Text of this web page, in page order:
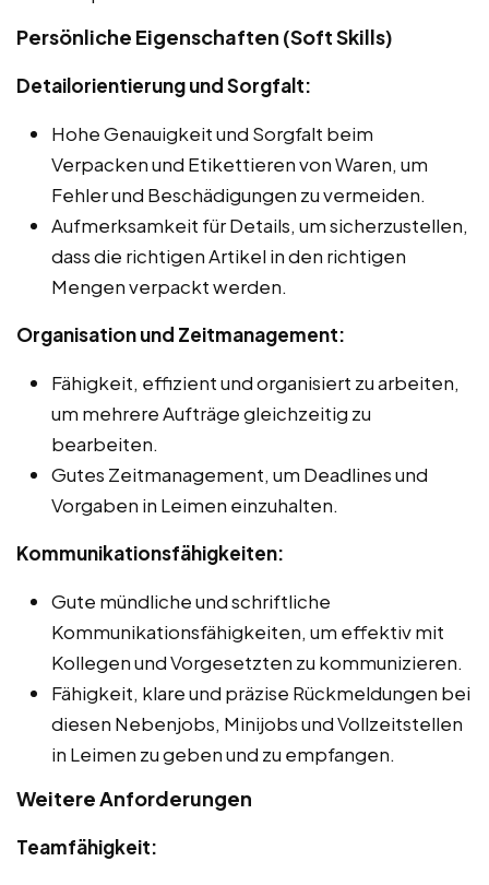
Persönliche Eigenschaften (Soft Skills)
Detailorientierung und Sorgfalt:
Hohe Genauigkeit und Sorgfalt beim
Verpacken und Etikettieren von Waren, um
Fehler und Beschädigungen zu vermeiden.
Aufmerksamkeit für Details, um sicherzustellen,
dass die richtigen Artikel in den richtigen
Mengen verpackt werden.
Organisation und Zeitmanagement:
Fähigkeit, effizient und organisiert zu arbeiten,
um mehrere Aufträge gleichzeitig zu
bearbeiten.
Gutes Zeitmanagement, um Deadlines und
Vorgaben in Leimen einzuhalten.
Kommunikationsfähigkeiten:
Gute mündliche und schriftliche
Kommunikationsfähigkeiten, um effektiv mit
Kollegen und Vorgesetzten zu kommunizieren.
Fähigkeit, klare und präzise Rückmeldungen bei
diesen Nebenjobs, Minijobs und Vollzeitstellen
in Leimen zu geben und zu empfangen.
Weitere Anforderungen
Teamfähigkeit: